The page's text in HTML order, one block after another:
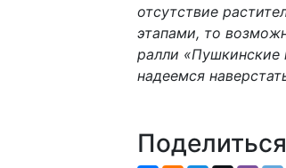
отсутствие
этапами, то
ралли
надеемся
Поделиться